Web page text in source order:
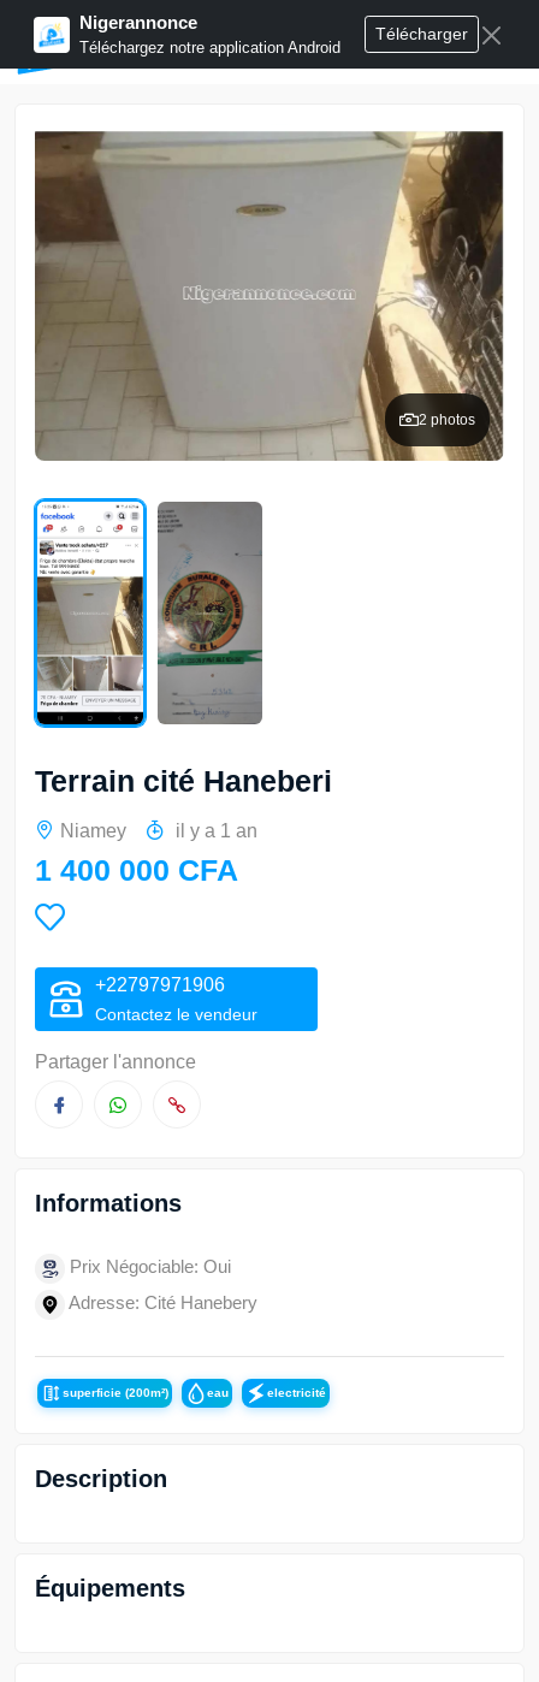
Nigerannonce
Téléchargez notre application Android
Télécharger
Publier annonces
2 photos
Terrain cité Haneberi
Niamey il y a 1 an
1 400 000 CFA
+22797971906
Contactez le vendeur
Partager l'annonce
Informations
Prix Négociable: Oui
Adresse: Cité Hanebery
superficie (200m²) eau electricité
Description
Équipements